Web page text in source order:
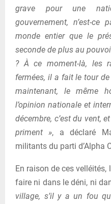
grave pour une
gouvernement, n’est-
monde entier que le
seconde de plus au
? À ce moment-là, les
fermées, il a fait le tour
maintenant, le même
l’opinion nationale et
décembre, c’est du vent,
priment », a déclaré
militants du parti d’Alpha
En raison de ces velléités,
faire ni dans le déni, ni
village, s’il y a un fou